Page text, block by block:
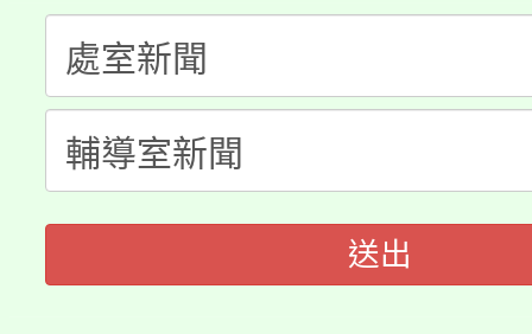
者。
份教師研習
淨零綠生活教案入校路
會
115年食農教育專業人
程
送出